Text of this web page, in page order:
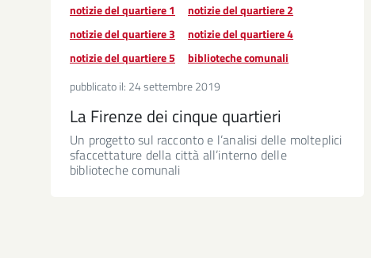
notizie del quartiere 1
notizie del quartiere 2
notizie del quartiere 3
notizie del quartiere 4
notizie del quartiere 5
biblioteche comunali
pubblicato il: 24 settembre 2019
La Firenze dei cinque quartieri
Un progetto sul racconto e l’analisi delle molteplici
sfaccettature della città all’interno delle
biblioteche comunali